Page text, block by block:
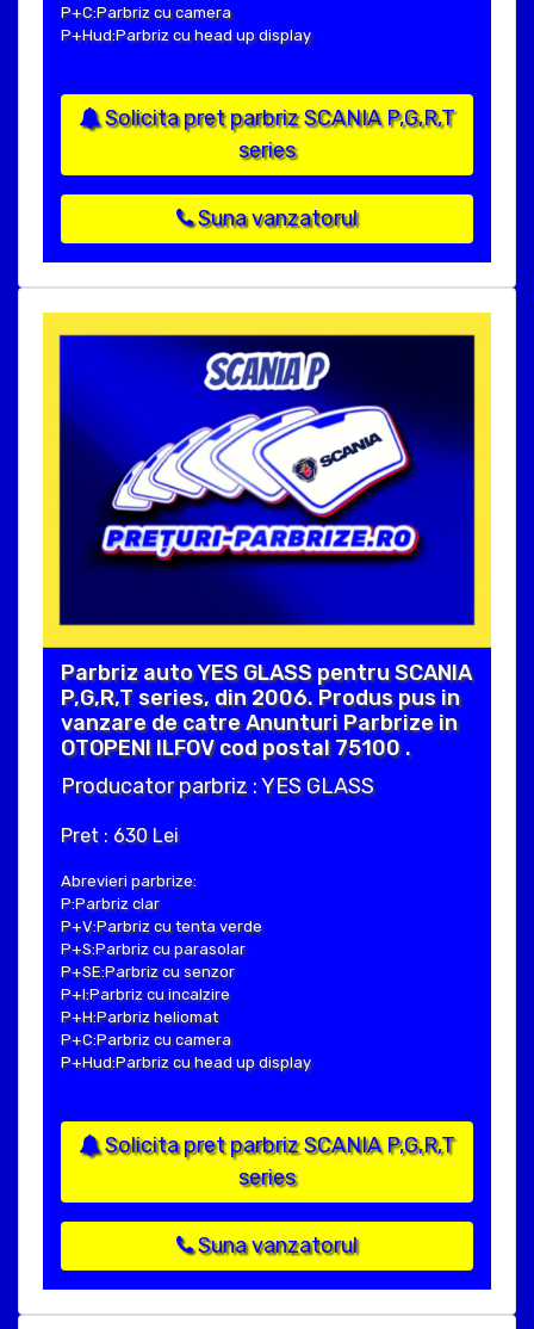
P+C:Parbriz cu camera
P+Hud:Parbriz cu head up display
Solicita pret parbriz SCANIA P,G,R,T
series
Suna vanzatorul
Parbriz auto YES GLASS pentru SCANIA
P,G,R,T series, din 2006. Produs pus in
vanzare de catre Anunturi Parbrize in
OTOPENI ILFOV cod postal 75100 .
Producator parbriz : YES GLASS
Pret : 630 Lei
Abrevieri parbrize:
P:Parbriz clar
P+V:Parbriz cu tenta verde
P+S:Parbriz cu parasolar
P+SE:Parbriz cu senzor
P+I:Parbriz cu incalzire
P+H:Parbriz heliomat
P+C:Parbriz cu camera
P+Hud:Parbriz cu head up display
Solicita pret parbriz SCANIA P,G,R,T
series
Suna vanzatorul